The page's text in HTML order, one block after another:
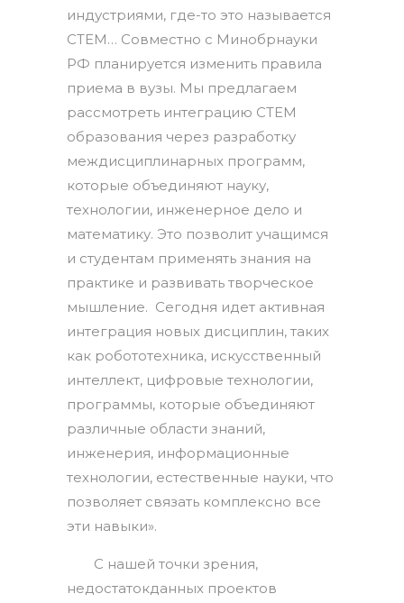
индустриями, где-то это называется
СTEM… Совместно с Минобрнауки
РФ планируется изменить правила
приема в вузы. Мы предлагаем
рассмотреть интеграцию СTEM
образования через разработку
междисциплинарных программ,
которые объединяют науку,
технологии, инженерное дело и
математику. Это позволит учащимся
и студентам применять знания на
практике и развивать творческое
мышление. Сегодня идет активная
интеграция новых дисциплин, таких
как робототехника, искусственный
интеллект, цифровые технологии,
программы, которые объединяют
различные области знаний,
инженерия, информационные
технологии, естественные науки, что
позволяет связать комплексно все
эти навыки».
С нашей точки зрения,
недостатокданных проектов